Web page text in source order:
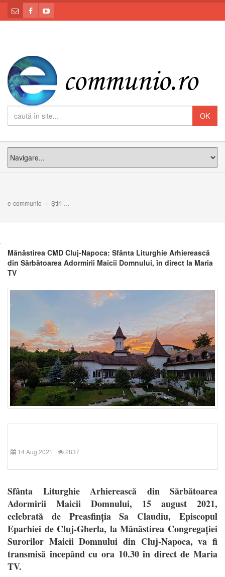
e-communio Știri
Mănăstirea CMD Cluj-Napoca: Sfânta Liturghie Arhierească
din Sărbătoarea Adormirii Maicii Domnului, în direct la Maria
TV
14 Aug 2021 2837
Sfânta Liturghie Arhierească din Sărbătoarea
Adormirii Maicii Domnului, 15 august 2021,
celebrată de Preasfinția Sa Claudiu, Episcopul
Eparhiei de Cluj-Gherla, la Mănăstirea Congregației
Surorilor Maicii Domnului din Cluj-Napoca, va fi
transmisă începând cu ora 10.30 în direct de Maria
TV.